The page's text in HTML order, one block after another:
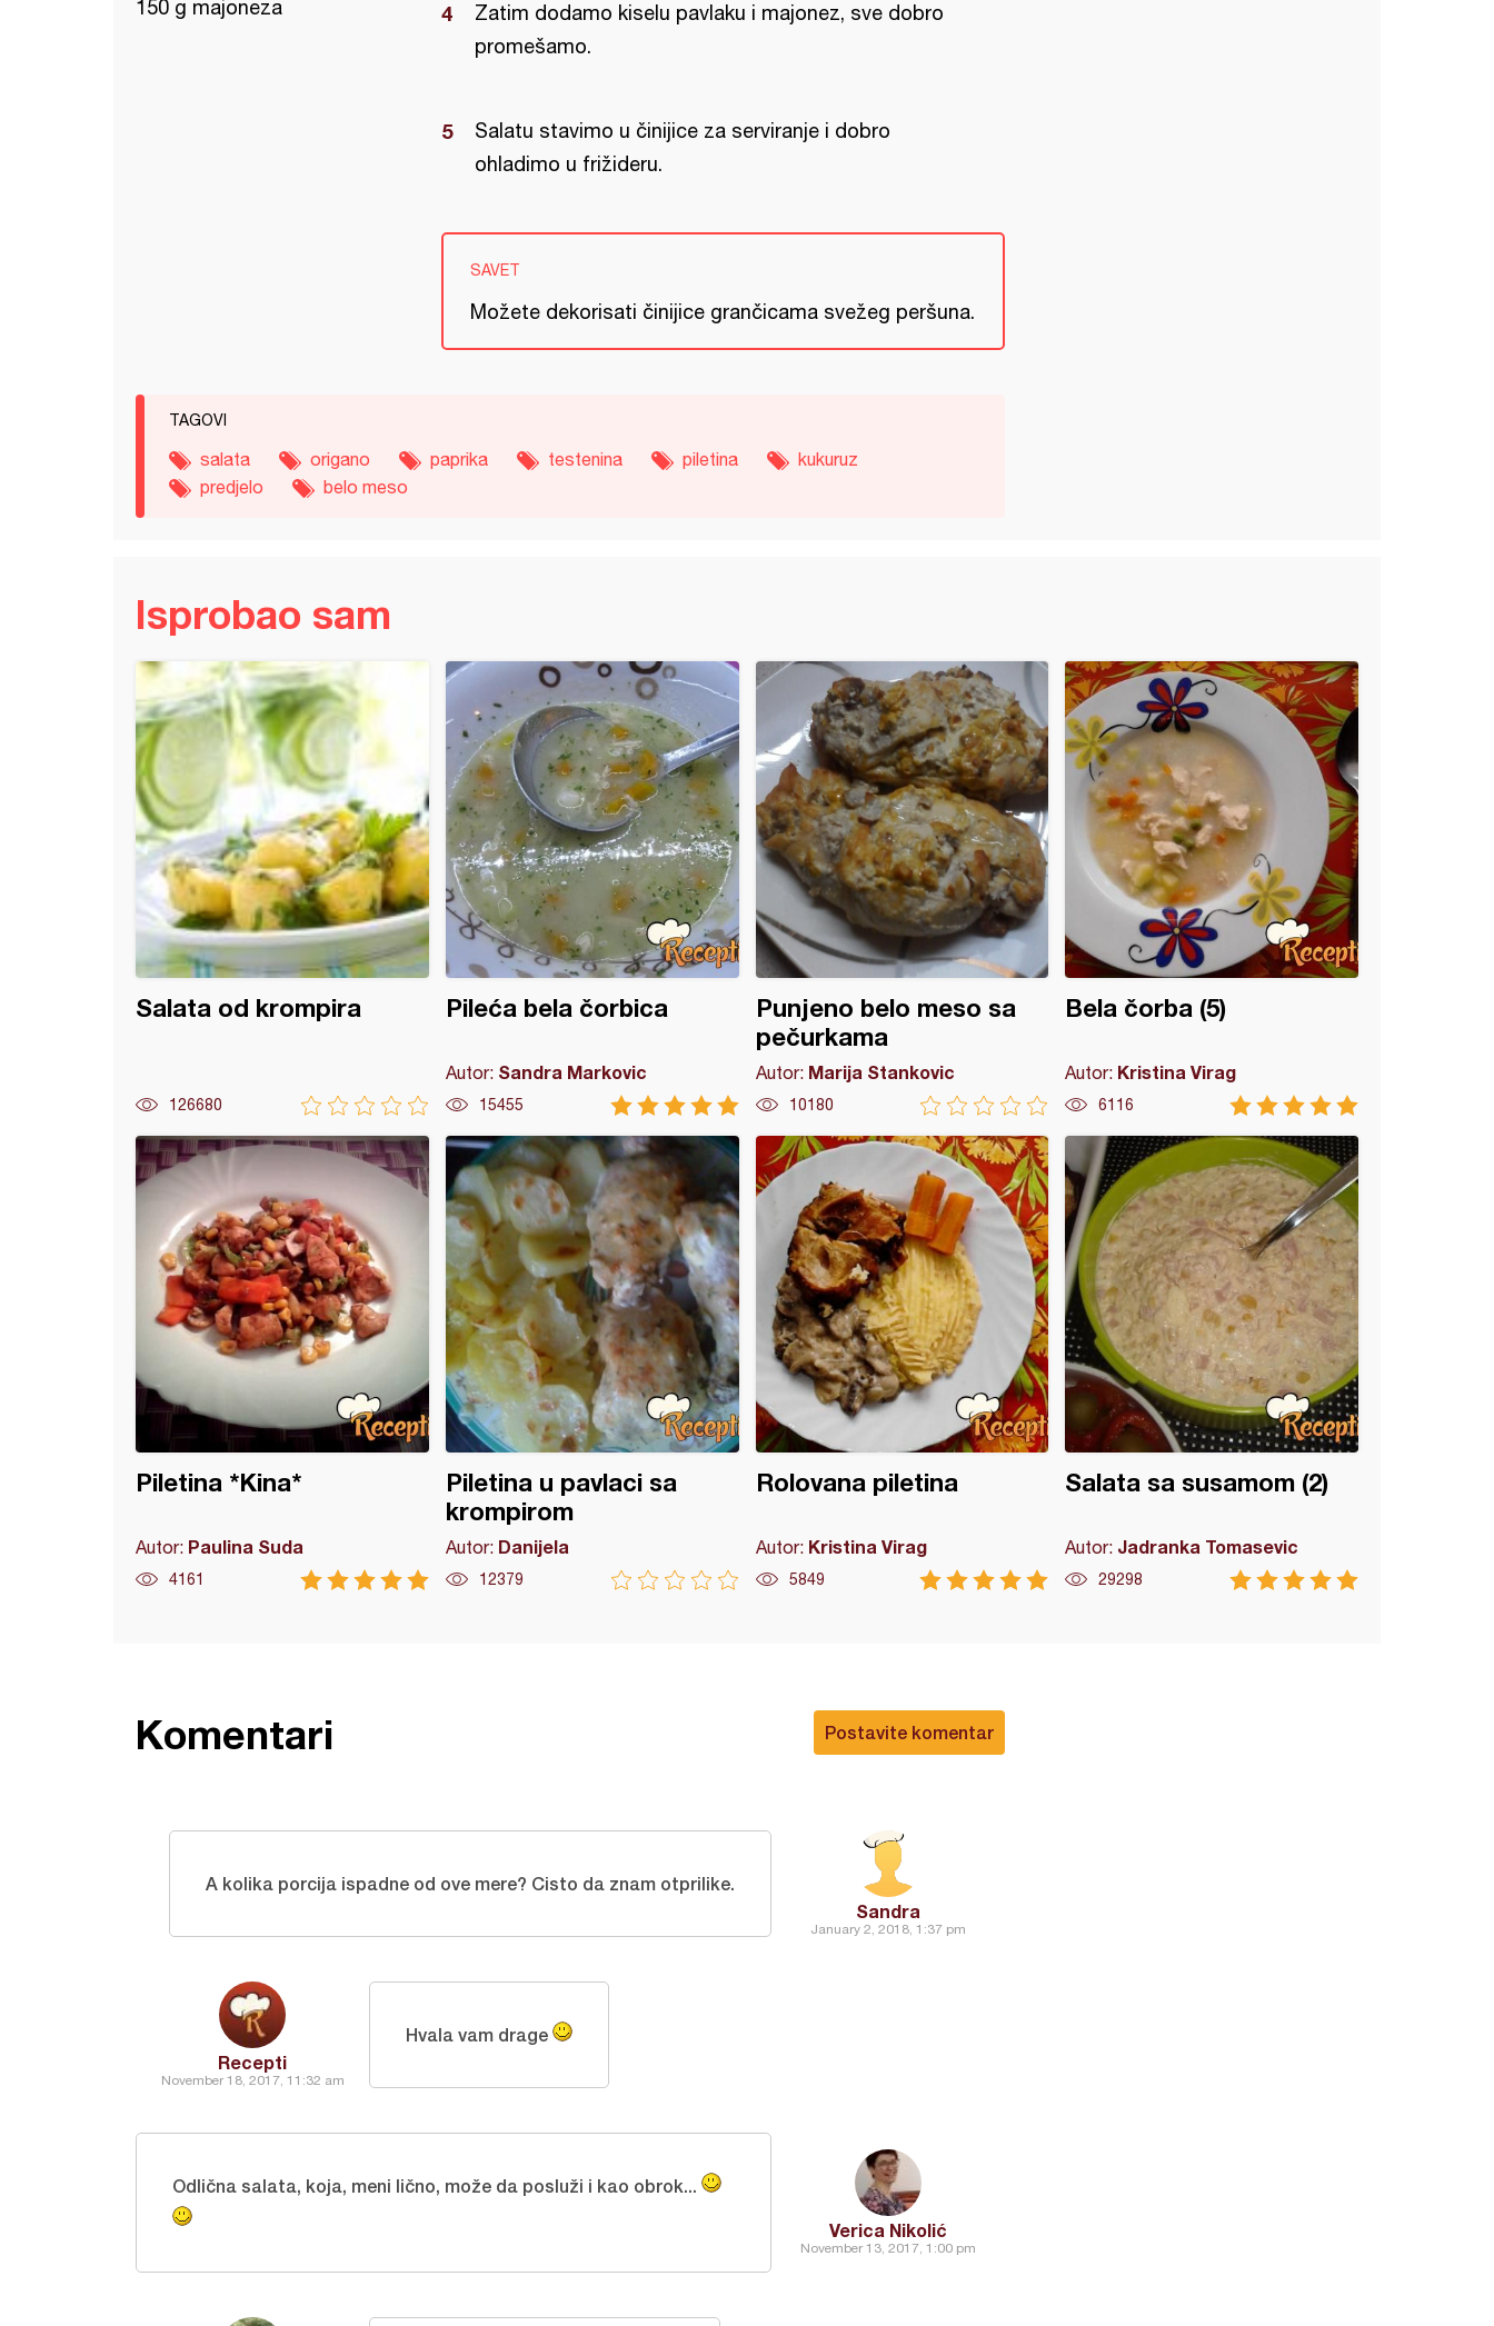
150 g majoneza
Zatim dodamo kiselu pavlaku i majonez, sve dobro
promešamo.
Salatu stavimo u činijice za serviranje i dobro
ohladimo u frižideru.
SAVET
Možete dekorisati činijice grančicama svežeg peršuna.
TAGOVI
salata origano paprika testenina piletina
kukuruz
predjelo
belo meso
Isprobao sam
Salata od krompira
126680
Pileća bela čorbica
Autor: Sandra Markovic
15455
Punjeno belo meso sa
pečurkama
Autor: Marija Stankovic
10180
Bela čorba (5)
Autor: Kristina Virag
6116
Piletina *Kina*
Autor: Paulina Suda
4161
Piletina u pavlaci sa
krompirom
Autor: Danijela
12379
Rolovana piletina
Autor: Kristina Virag
5849
Salata sa susamom (2)
Autor: Jadranka Tomasevic
29298
sa susamom (2)
Postavite komentar
Komentari
Sandra
January 2, 2018, 1:37 pm
A kolika porcija ispadne od ove mere? Cisto da znam otprilike.
Recepti
November 18, 2017, 11:32 am
Hvala vam drage
Verica Nikolić
November 13, 2017, 1:00 pm
Odlična salata, koja, meni lično, može da posluži i kao obrok...